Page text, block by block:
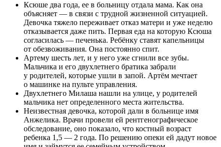
Ксюше два года, ее в больницу отдала мама. Как она
объясняет — в связи с трудной жизненной ситуацией.
Девочка тяжело переживает отказ матери и уже неделю
отказывается даже пить. Первая еда на которую Ксюша
согласилась — печенька. Ребёнку ставят капельницы
от обезвоживания. Она постоянно спит.
Артему шесть лет, и у него уже сгнили все зубы.
Мальчика и его двухлетнего братика забрали
у родителей, которые ушли в запой. Артём мечтает
о машинке на пульте управления.
Двухлетнего Милаша нашли на улице, у родителей
мальчика нет определенного места жительства.
Неизвестная девочка, которой дали в больнице имя
Анжелика. Врачи провели ей рентгенографическое
обследование, оно показало, что костный возраст
ребенка 1,5 — 2 года. По решению опеки ей дадут новое